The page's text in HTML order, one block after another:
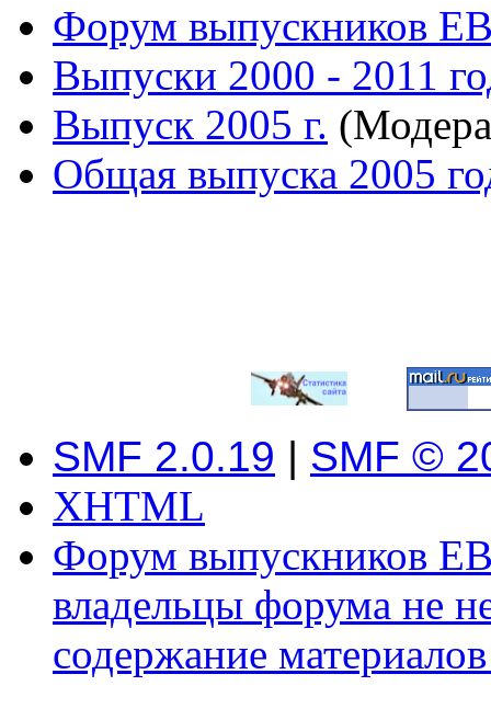
Форум выпускников
Выпуски 2000 - 2011
Выпуск 2005 г.
Общая выпуска 2005
SMF 2.0.19 | SMF ©
XHTML
Форум выпускников
владельцы форума не
содержание